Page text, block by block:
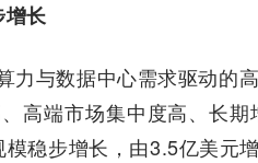
长
力与数据中心需求驱动的
高端市场集中度高、长
稳步增长，由3.5亿美元